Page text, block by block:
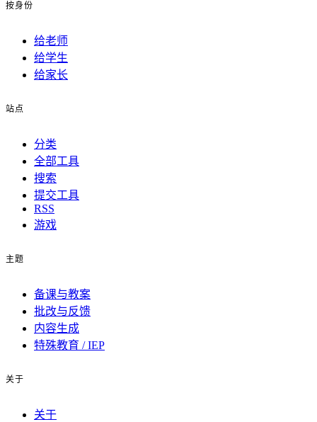
按身份
给老师
给学生
给家长
站点
分类
全部工具
搜索
提交工具
RSS
游戏
主题
备课与教案
批改与反馈
内容生成
特殊教育 / IEP
关于
关于